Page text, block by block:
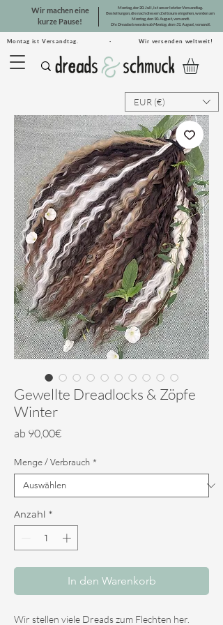
Montag ist Versandtag. · Wir versenden weltweit!
Wir machen eine
kurze Pause!
Montag, der 20. Juli, ist unser letzter Versandtag.
Bestellungen, die nach diesem Zeitraum eingehen, werden am
Montag, den 10. August, versandt.
Die Dreadsets werden ab Montag, dem 31. August, versandt.
EUR (€)
Gewellte Dreadlocks & Zöpfe
Winter
ab 90,00€Sale-
Menge / Verbrauch *
Anzahl *
In den Warenkorb
Wir stellen viele Dreads zum Flechten her.